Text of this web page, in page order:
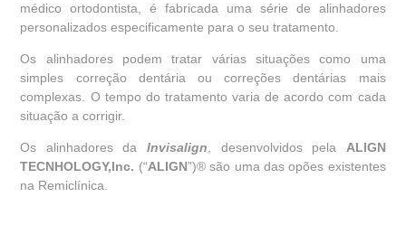
médico ortodontista, é fabricada uma série de alinhadores
personalizados especificamente para o seu tratamento.
Os alinhadores podem tratar várias situações como uma
simples correção dentária ou correções dentárias mais
complexas. O tempo do tratamento varia de acordo com cada
situação a corrigir.
Os alinhadores da Invisalign , desenvolvidos pela ALIGN
TECNHOLOGY,Inc. (“ALIGN”)® são uma das opões existentes
na Remiclínica.